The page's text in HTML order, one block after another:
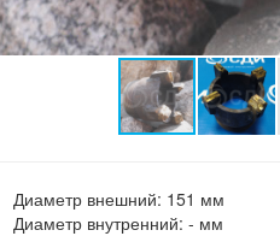
Диаметр внешний: 151 мм
Диаметр внутренний: - мм